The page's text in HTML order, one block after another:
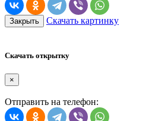
Закрыть Скачать картинку
Скачать открытку
×
Отправить на телефон: